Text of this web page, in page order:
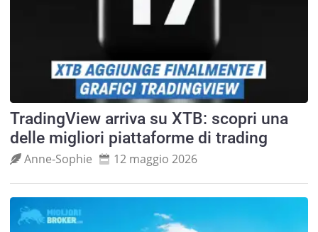
TradingView arriva su XTB: scopri una
delle migliori piattaforme di trading
Anne‑Sophie 12 maggio 2026